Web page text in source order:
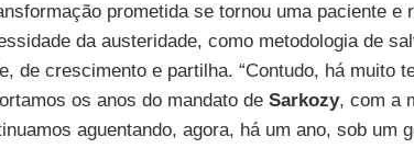
prometida se tornou uma paciente e
da austeridade, como metodologia de
de crescimento e partilha. “Contudo, há muito
os anos do mandato de Sarkozy, com a
aguentando, agora, há um ano, sob um